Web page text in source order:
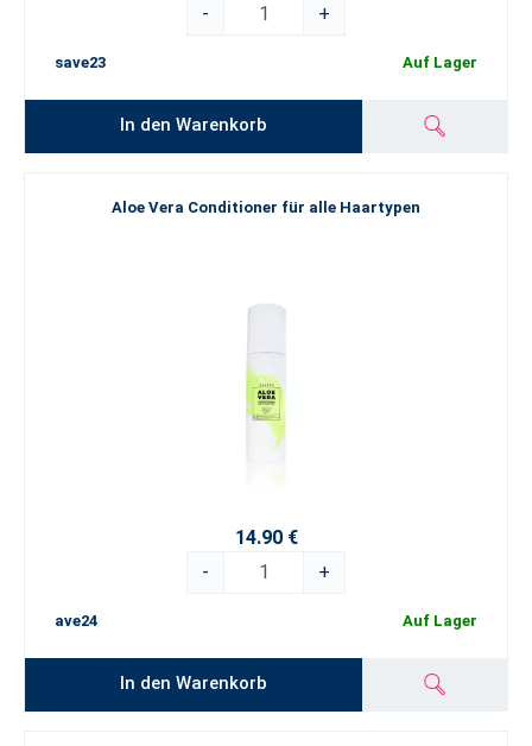
- +
save23 Auf Lager
In den Warenkorb
Aloe Vera Conditioner für alle Haartypen
14.90 €
-
+
ave24 Auf Lager
In den Warenkorb